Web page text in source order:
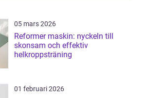
05 mars 2026
Reformer maskin: nyckeln till
skonsam och effektiv
helkroppsträning
01 februari 2026